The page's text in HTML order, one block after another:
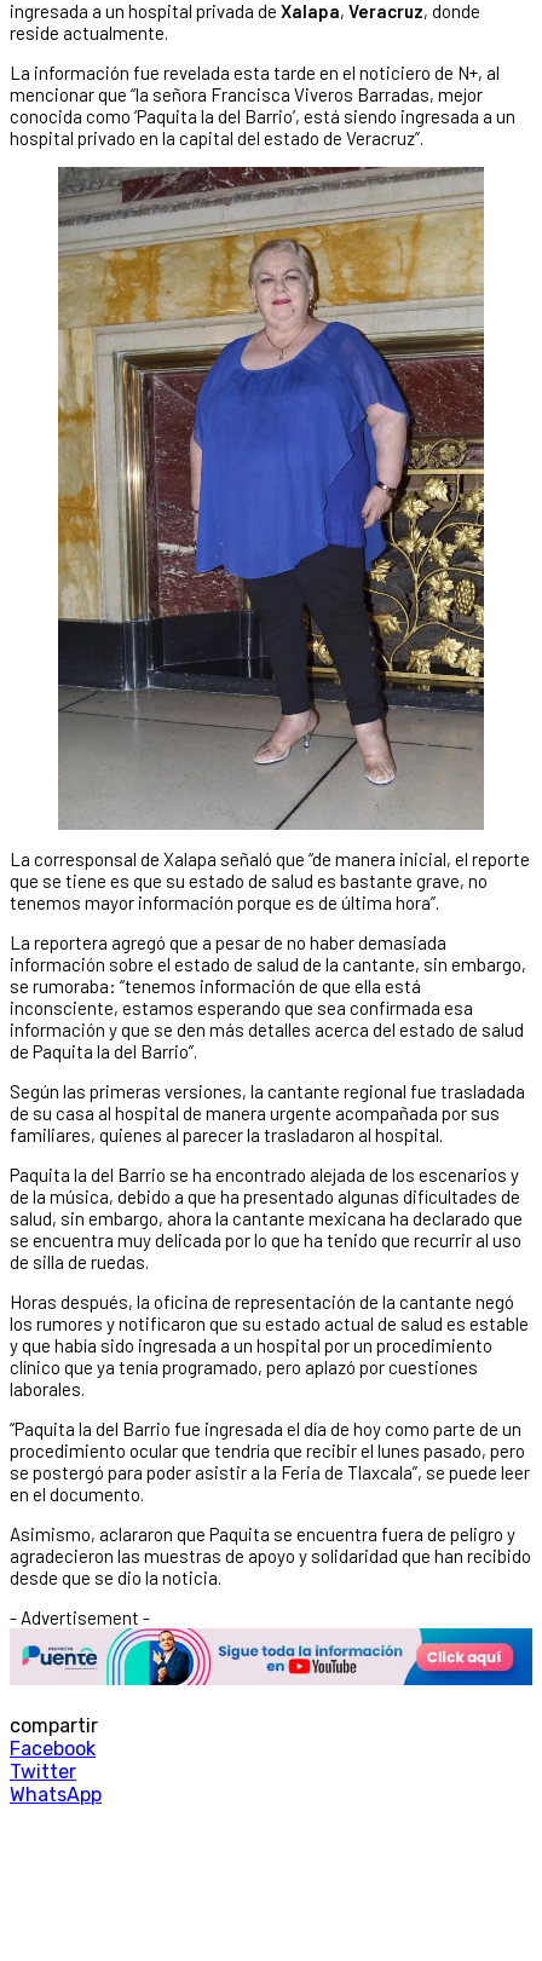
ingresada a un hospital privada de Xalapa, Veracruz, donde
reside actualmente.
La información fue revelada esta tarde en el noticiero de N+, al
mencionar que “la señora Francisca Viveros Barradas, mejor
conocida como ‘Paquita la del Barrio’, está siendo ingresada a un
hospital privado en la capital del estado de Veracruz”.
La corresponsal de Xalapa señaló que “de manera inicial, el reporte
que se tiene es que su estado de salud es bastante grave, no
tenemos mayor información porque es de última hora”.
La reportera agregó que a pesar de no haber demasiada
información sobre el estado de salud de la cantante, sin embargo,
se rumoraba: “tenemos información de que ella está
inconsciente, estamos esperando que sea confirmada esa
información y que se den más detalles acerca del estado de salud
de Paquita la del Barrio”.
Según las primeras versiones, la cantante regional fue trasladada
de su casa al hospital de manera urgente acompañada por sus
familiares, quienes al parecer la trasladaron al hospital.
Paquita la del Barrio se ha encontrado alejada de los escenarios y
de la música, debido a que ha presentado algunas dificultades de
salud, sin embargo, ahora la cantante mexicana ha declarado que
se encuentra muy delicada por lo que ha tenido que recurrir al uso
de silla de ruedas.
Horas después, la oficina de representación de la cantante negó
los rumores y notificaron que su estado actual de salud es estable
y que había sido ingresada a un hospital por un procedimiento
clínico que ya tenía programado, pero aplazó por cuestiones
laborales.
“Paquita la del Barrio fue ingresada el día de hoy como parte de un
procedimiento ocular que tendría que recibir el lunes pasado, pero
se postergó para poder asistir a la Feria de Tlaxcala”, se puede leer
en el documento.
Asimismo, aclararon que Paquita se encuentra fuera de peligro y
agradecieron las muestras de apoyo y solidaridad que han recibido
desde que se dio la noticia.
- Advertisement -
compartir
Facebook
Twitter
WhatsApp